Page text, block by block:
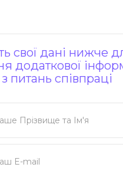
свої дані нижче
додаткової
з питань співпраці